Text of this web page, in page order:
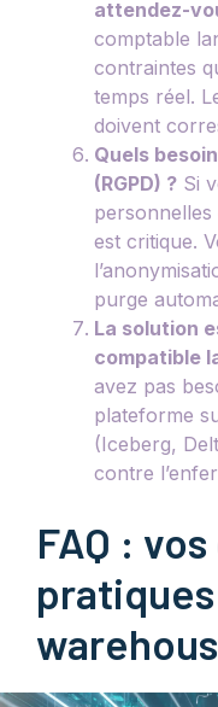
attendez-
comptable
contraintes
temps réel.
doivent
Quels
(RGPD) ? Si
est critique.
purge
La solution
compatible
avez pas
plateforme
(Iceberg,
contre
FAQ :